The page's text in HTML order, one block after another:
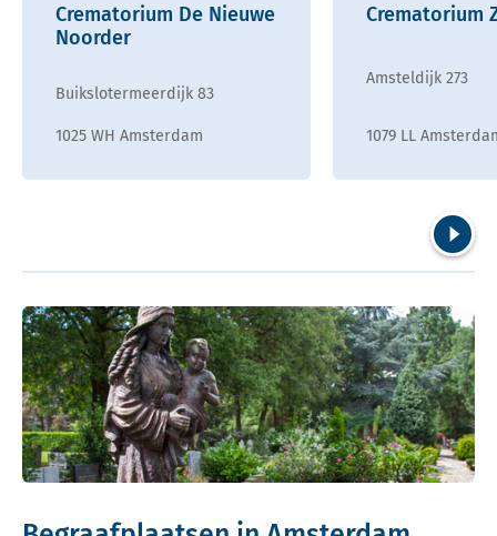
Crematorium De Nieuwe
Noorder
Buikslotermeerdijk 83
1025 WH Amsterdam
Crematorium
Amsteldijk 273
1079 LL